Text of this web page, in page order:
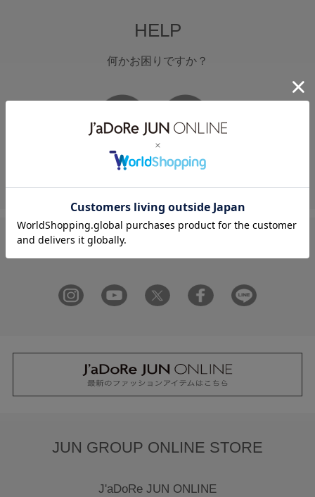
HELP
何かお困りですか？
FAQ
お問い合わせ
フォーム
JUN GROUP ONLINE STORE
J'aDoRe JUN ONLINE